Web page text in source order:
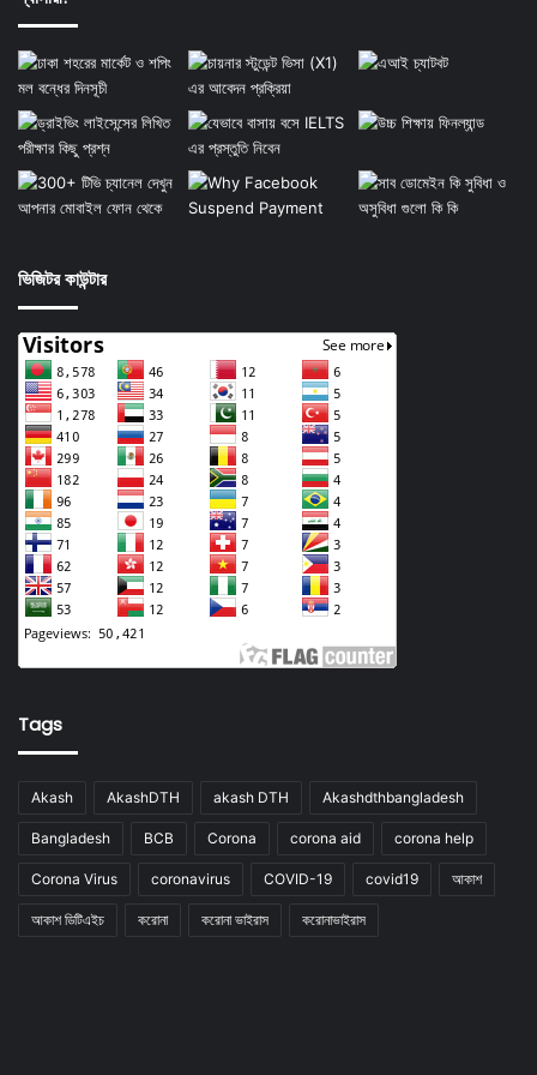
ভিজিটর কাউন্টার
Tags
Akash AkashDTH akash DTH Akashdthbangladesh
Bangladesh BCB Corona corona aid corona help
Corona Virus coronavirus COVID-19 covid19 আকাশ
আকাশ ডিটিএইচ করোনা করোনা ভাইরাস করোনাভাইরাস